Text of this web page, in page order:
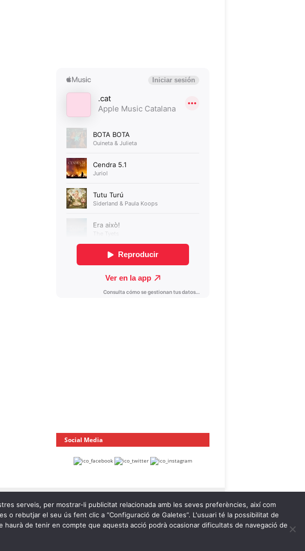
Social Media
serveis, per mostrar-li publicitat relacionada amb les seves preferències, així com
rebutjar el seu ús fent clic a “Configuració de Galetes”. L'usuari té la possibilitat de
de tenir en compte que aquesta acció podrà ocasionar dificultats de navegació de